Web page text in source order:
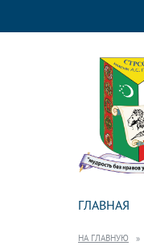
ГЛАВНАЯ
НА ГЛАВНУЮ